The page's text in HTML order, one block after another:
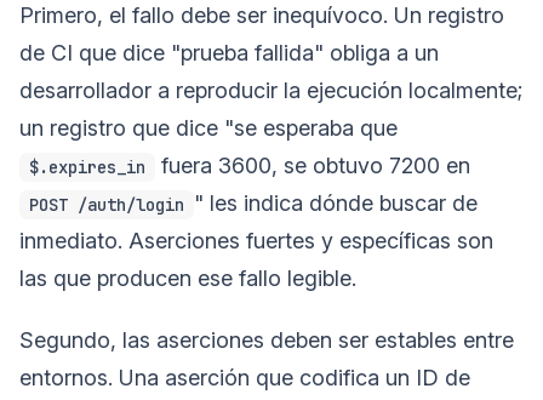
Primero, el fallo debe ser inequívoco. Un registro
de CI que dice "prueba fallida" obliga a un
desarrollador a reproducir la ejecución localmente;
un registro que dice "se esperaba que
$.expires_in fuera 3600, se obtuvo 7200 en
POST /auth/login
" les indica dónde buscar de
inmediato. Aserciones fuertes y específicas son
las que producen ese fallo legible.
Segundo, las aserciones deben ser estables entre
entornos. Una aserción que codifica un ID de